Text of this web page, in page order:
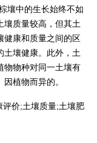
壤中的生长始终不如
壤质量较高，但其土
健康和质量之间的区
土壤健康。此外，土
物物种对同一土壤有
植物而异的。
评价;土壤质量;土壤肥